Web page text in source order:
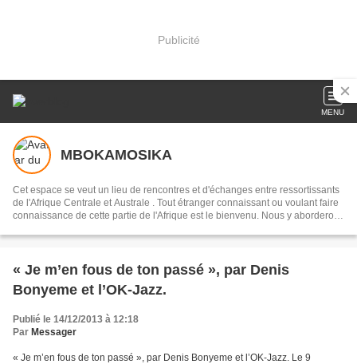
Publicité
MENU
MBOKAMOSIKA
Cet espace se veut un lieu de rencontres et d'échanges entre ressortissants
de l'Afrique Centrale et Australe . Tout étranger connaissant ou voulant faire
connaissance de cette partie de l'Afrique est le bienvenu. Nous y aborderons
interlocuteurs . Notre devise:réduire la distance qui nous sépare du
musique dans toute sa diversité
« Je m’en fous de ton passé », par Denis
Bonyeme et l’OK-Jazz.
Publié le 14/12/2013 à 12:18
Par Messager
« Je m’en fous de ton passé », par Denis Bonyeme et l’OK-Jazz. Le 9